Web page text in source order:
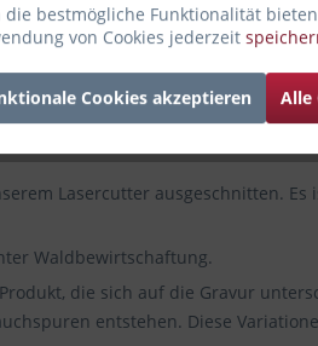
8 cm)
6 cm)
Lasercutter ausgeschnitten.
Waldbewirtschaftung.
die sich auf die Gravur
entstehen. Diese
bestmögliche Funktionalität
von Cookies jederzeit
Cookies akzeptieren Alle